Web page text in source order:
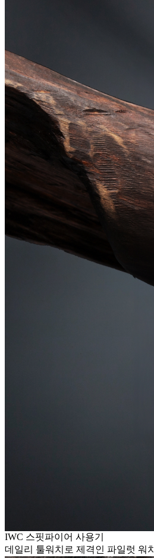
IWC 스핏파이어 사용기
데일리 툴워치로 제격인 파일럿 워치